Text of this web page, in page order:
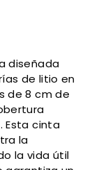
diseñada
de litio en
de 8 cm de
Esta cinta
la
la vida útil